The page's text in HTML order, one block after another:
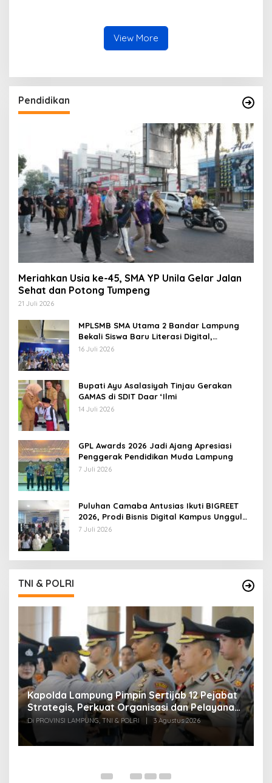
View More
Pendidikan
Meriahkan Usia ke-45, SMA YP Unila Gelar Jalan
Sehat dan Potong Tumpeng
21 Juli 2026
MPLSMB SMA Utama 2 Bandar Lampung
Bekali Siswa Baru Literasi Digital,
Jurnalistik, dan Etika Bermedia Sosial
16 Juli 2026
Bupati Ayu Asalasiyah Tinjau Gerakan
GAMAS di SDIT Daar ‘Ilmi
14 Juli 2026
GPL Awards 2026 Jadi Ajang Apresiasi
Penggerak Pendidikan Muda Lampung
7 Juli 2026
Puluhan Camaba Antusias Ikuti BIGREET
2026, Prodi Bisnis Digital Kampus Unggul
IIB Darmajaya Hadirkan Deretan
7 Juli 2026
TNI & POLRI
Kapolda Lampung Pimpin Sertijab 12 Pejabat
Strategis, Perkuat Organisasi dan Pelayanan
Polri Presisi
Di PROVINSI LAMPUNG, TNI & POLRI 3 Agustus 2026